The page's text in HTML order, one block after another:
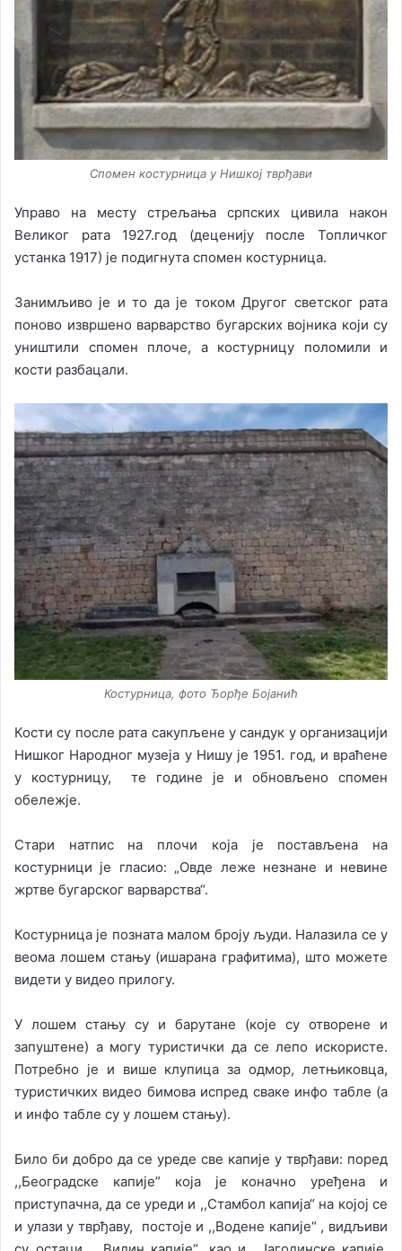
Спомен костурница у Нишкој тврђави
Управо на месту стрељања српских цивила након
Великог рата 1927.год (деценију после Топличког
устанка 1917) је подигнута спомен костурница.
Занимљиво је и то да је током Другог светског рата
поново извршено варварство бугарских војника који су
уништили спомен плоче, а костурницу поломили и
кости разбацали.
Костурница, фото Ђорђе Бојанић
Кости су после рата сакупљене у сандук у организацији
Нишког Народног музеја у Нишу је 1951. год, и враћене
у костурницу, те године је и обновљено спомен
обележје.
Стари натпис на плочи која је постављена на
костурници је гласио: „Овде леже незнане и невине
жртве бугарског варварства“.
Костурница је позната малом броју људи. Налазила се у
веома лошем стању (ишарана графитима), што можете
видети у видео прилогу.
У лошем стању су и барутане (које су отворене и
запуштене) а могу туристички да се лепо искористе.
Потребно је и више клупица за одмор, летњиковца,
туристичких видео бимова испред сваке инфо табле (а
и инфо табле су у лошем стању).
Било би добро да се уреде све капије у тврђави: поред
,,Београдске капије” која је коначно уређена и
приступачна, да се уреди и ,,Стамбол капија“ на којој се
и улази у тврђаву, постоје и ,,Водене капије“ , видљиви